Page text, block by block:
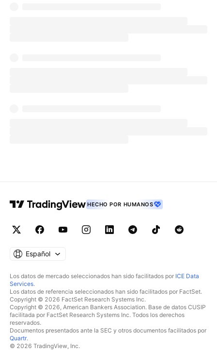
HECHO POR HUMANOS
Español
Los datos de mercado seleccionados han sido facilitados por ICE Data
Services.
Los datos de referencia seleccionados han sido facilitados por FactSet.
Copyright © 2026 FactSet Research Systems Inc.
Copyright © 2026, American Bankers Association. Base de datos CUSIP
facilitada por FactSet Research Systems Inc. Todos los derechos
reservados.
Documentos presentados ante la SEC y otros documentos facilitados por
Quartr.
© 2026 TradingView, Inc.